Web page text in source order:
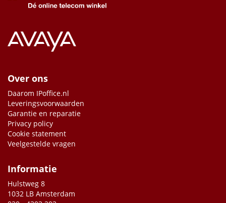
Over ons
Daarom IPoffice.nl
Leveringsvoorwaarden
Garantie en reparatie
Privacy policy
Cookie statement
Veelgestelde vragen
Informatie
Hulstweg 8
1032 LB Amsterdam